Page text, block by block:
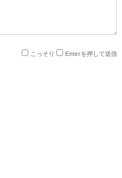
こっそり Enterを押して送信